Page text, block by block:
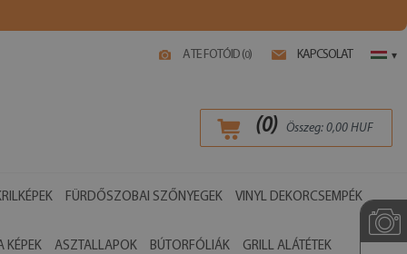
A TE FOTÓID (0) KAPCSOLAT ▾
(0) Összeg: 0,00 HUF
FÜRDŐSZOBAI SZŐNYEGEK VINYL DEKORCSEMPÉK
KÉPEK ASZTALLAPOK BÚTORFÓLIÁK GRILL ALÁTÉTEK